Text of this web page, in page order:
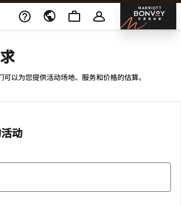
邦
以为您提供活动场地、服务和价格的估算。
动